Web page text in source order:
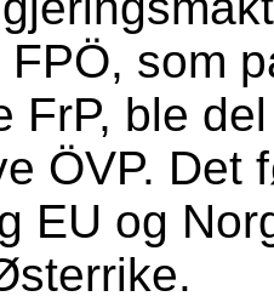
som
FrP, ble
ÖVP.
EU og